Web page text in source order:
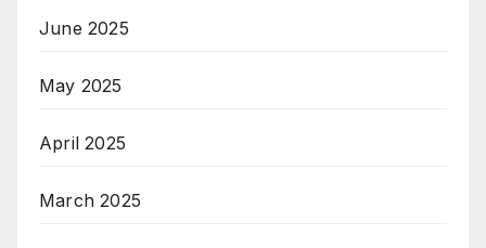
June 2025
May 2025
April 2025
March 2025